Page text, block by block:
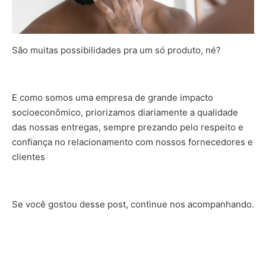
São muitas possibilidades pra um só produto, né?
E como somos uma empresa de grande impacto
socioeconômico, priorizamos diariamente a qualidade
das nossas entregas, sempre prezando pelo respeito e
confiança no relacionamento com nossos fornecedores e
clientes
Se você gostou desse post, continue nos acompanhando.